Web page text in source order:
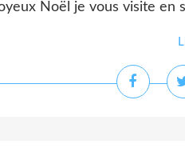
Noël je vous visite en